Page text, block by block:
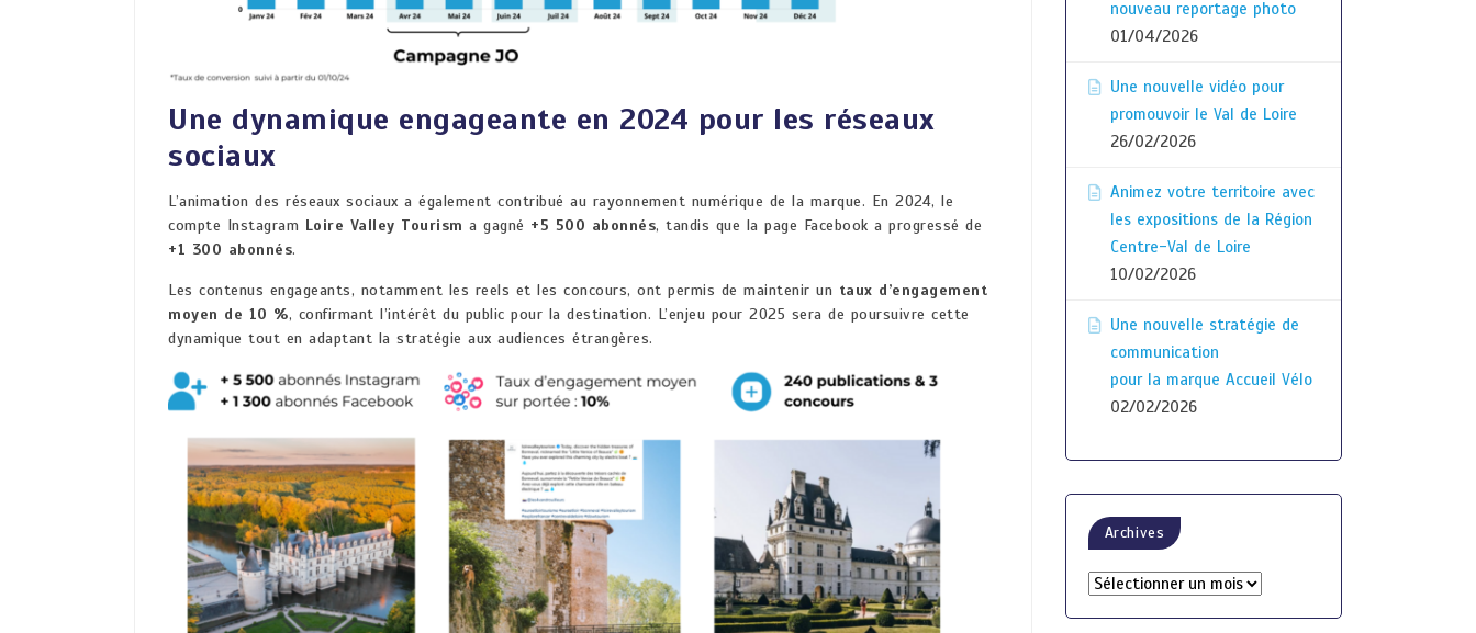
Une dynamique engageante en 2024 pour les réseaux
sociaux
L’animation des réseaux sociaux a également contribué au rayonnement numérique de la marque. En 2024, le
compte Instagram Loire Valley Tourism a gagné +5 500 abonnés, tandis que la page Facebook a progressé de
+1 300 abonnés.
Les contenus engageants, notamment les reels et les concours, ont permis de maintenir un taux d’engagement
moyen de 10 %, confirmant l’intérêt du public pour la destination. L’enjeu pour 2025 sera de poursuivre cette
dynamique tout en adaptant la stratégie aux audiences étrangères.
nouveau reportage photo
01/04/2026
Une nouvelle vidéo pour
promouvoir le Val de Loire
26/02/2026
Animez votre territoire avec
les expositions de la Région
Centre-Val de Loire
10/02/2026
Une nouvelle stratégie de
communication
pour la marque Accueil Vélo
02/02/2026
Archives